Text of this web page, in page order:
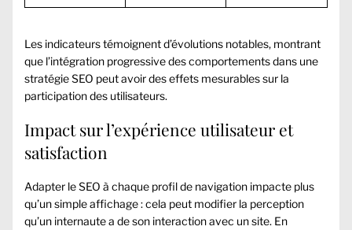
Les indicateurs témoignent d’évolutions notables, montrant
que l’intégration progressive des comportements dans une
stratégie SEO peut avoir des effets mesurables sur la
participation des utilisateurs.
Impact sur l’expérience utilisateur et
satisfaction
Adapter le SEO à chaque profil de navigation impacte plus
qu’un simple affichage : cela peut modifier la perception
qu’un internaute a de son interaction avec un site. En